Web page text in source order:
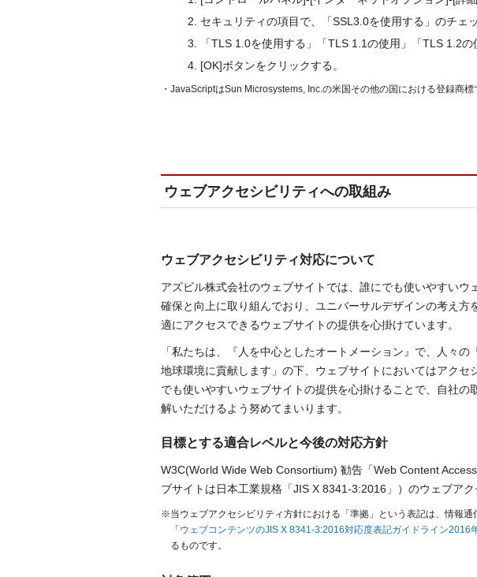
セキュリティの項目で、「SSL3.0を使用する」のチェ
「TLS 1.0を使用する」「TLS 1.1の使用」「TLS 1.2の
[OK]ボタンをクリックする。
・JavaScriptはSun Microsystems, Inc.の米国その他の国における登録商標
ウェブアクセシビリティへの取組み
ウェブアクセシビリティ対応について
アズビル株式会社のウェブサイトでは、誰にでも使いやすいウ
確保と向上に取り組んでおり、ユニバーサルデザインの考え
適にアクセスできるウェブサイトの提供を心掛けています。
「私たちは、『人を中心としたオートメーション』で、人々の
地球環境に貢献します」の下、ウェブサイトにおいてはアクセ
でも使いやすいウェブサイトの提供を心掛けることで、自社
解いただけるよう努めてまいります。
目標とする適合レベルと今後の対応方針
W3C(World Wide Web Consortium) 勧告「Web Content
ブサイトは日本工業規格「JIS X 8341-3:2016」）のウェブア
※当ウェブアクセシビリティ方針における「準拠」という表記は、情報
「 ウェブコンテンツのJIS X 8341-3:2016対応度表記ガイドライン2016
るものです。